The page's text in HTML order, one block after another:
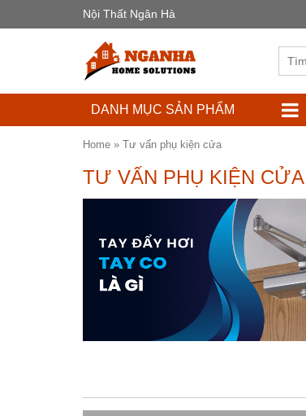
Nội Thất Ngân Hà
DANH MỤC SẢN PHẨM
Home » Tư vấn phụ kiện cửa
TƯ VẤN PHỤ KIỆN CỬA